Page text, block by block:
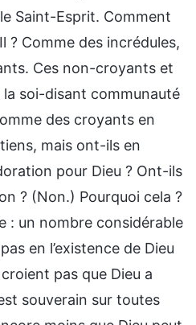
Saint-Esprit. Comment
? Comme des incrédules,
Ces non-croyants et
soi-disant communauté
des croyants en
mais ont-ils en
pour Dieu ? Ont-ils
? (Non.) Pourquoi cela ?
: un nombre considérable
en l’existence de Dieu
pas que Dieu a
souverain sur toutes